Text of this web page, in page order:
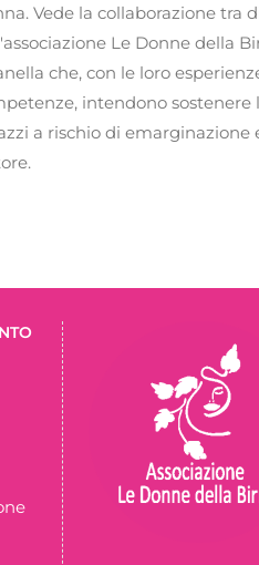
Vede la collaborazione tra
Le Donne della
che, con le loro
intendono sostenere
a rischio di emarginazione